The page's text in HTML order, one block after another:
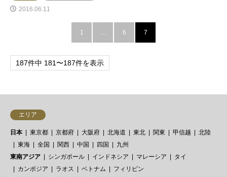
2016.06.11
1 … 6 7
187件中 181〜187件を表示
エリア
日本 東京都 京都府 大阪府 北海道 東北 関東 甲信越
北陸
東海
全国 関西 中国 四国
九州
東南アジア
シンガポール インドネシア マレーシア
タイ
カンボジア
ラオス ベトナム
フィリピン